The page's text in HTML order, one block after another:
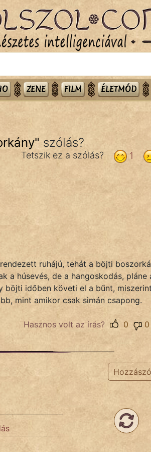
ZENE FILM ÉLETMÓD
" szólás?
1
Tetszik ez a szólás?
ruhájú, tehát a böjti
a húsevés, de a hangoskodás, pláne
böjti időben követi el a bűnt,
mint amikor csak simán csapong.
Hasznos volt az írás? 0
0